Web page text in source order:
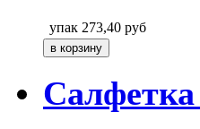
упак 273,40 руб